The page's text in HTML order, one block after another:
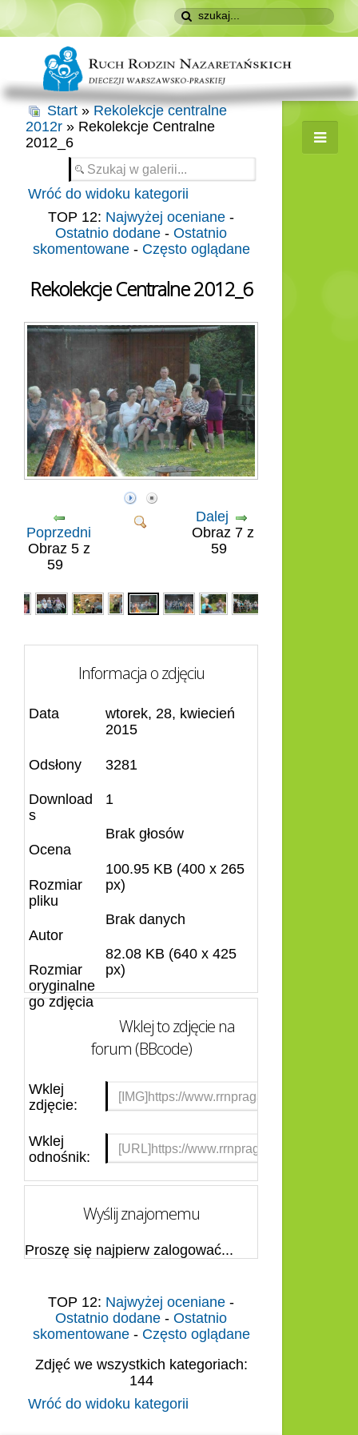
Start » Rekolekcje centralne
2012r » Rekolekcje Centralne
2012_6
Wróć do widoku kategorii
TOP 12: Najwyżej oceniane -
Ostatnio dodane - Ostatnio
skomentowane- Często oglądane
Rekolekcje Centralne 2012_6
Poprzedni
Obraz 5 z
59
Dalej
Obraz 7 z
59
Informacja o zdjęciu
Data
wtorek, 28, kwiecień
2015
Odsłony 3281
Download
s
1
Ocena
Brak głosów
Rozmiar
pliku
100.95 KB (400 x 265
px)
Autor
Brak danych
Rozmiar
oryginalne
go zdjęcia
82.08 KB (640 x 425
px)
Wklej to zdjęcie na
forum (BBcode)
Wklej
zdjęcie:
Wklej
odnośnik:
Wyślij znajomemu
Proszę się najpierw zalogować...
TOP 12: Najwyżej oceniane -
Ostatnio dodane - Ostatnio
skomentowane- Często oglądane
Zdjęć we wszystkich kategoriach:
144
Wróć do widoku kategorii